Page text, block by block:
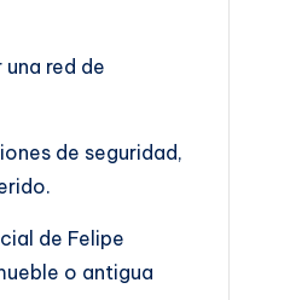
red de
de seguridad,
de Felipe
o antigua